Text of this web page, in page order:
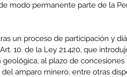
modo permanente parte de la
un proceso de participación y
10. de la Ley 21.420, que
al plazo de
amparo minero, entre otras